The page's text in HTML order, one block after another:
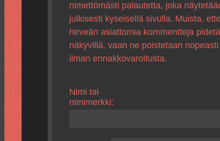
nimettömästi palautetta, joka
julkisesti kyseisellä sivulla. Muista,
hirveän asiattomia kommentteja pidetä
näkyvillä, vaan ne poistetaan
ilman ennakkovaroitusta.
Nimi tai
nimimerkki: